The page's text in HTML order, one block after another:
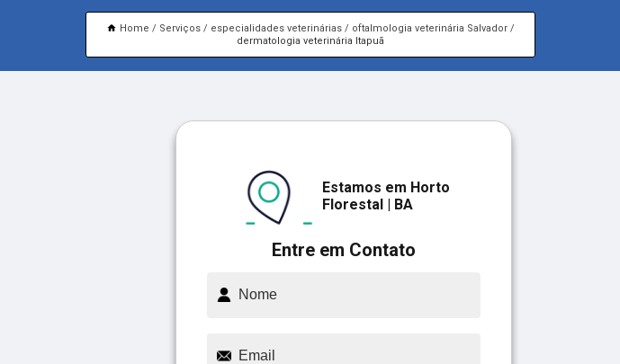
Home Serviços especialidades veterinárias
oftalmologia veterinária Salvador
dermatologia veterinária Itapuã
Entre em Contato
Estamos em Horto
Florestal | BA